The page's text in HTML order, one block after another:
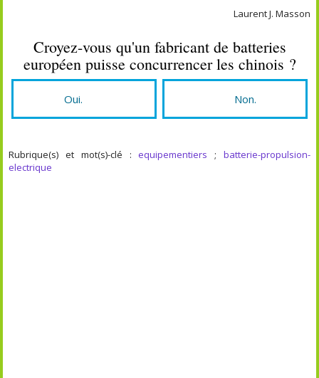
Laurent J. Masson
Croyez-vous qu'un fabricant de batteries
européen puisse concurrencer les chinois ?
Oui. Non.
Rubrique(s) et mot(s)-clé :equipementiers ; batterie-propulsion-
electrique